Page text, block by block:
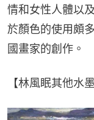
情和女性人體以
於顏色的使用頗
國畫家的創作。
【林風眠其他水